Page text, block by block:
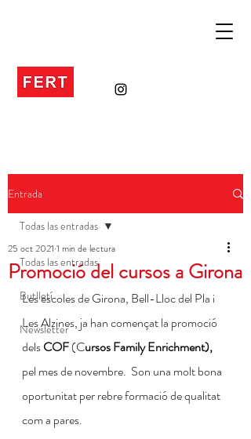
Entrada
Todas las entradas
Butlletí
Newsletter
Todas las entradas
Promoció del cursos a Girona
25 oct 2021 1 min de lectura
Les escoles de Girona, Bell-Lloc del Pla i
Les Alzines, ja han començat la promoció
dels COF (Cursos Family Enrichment),
pel mes de novembre.  Son una molt bona
oportunitat per rebre formació de qualitat
com a pares.